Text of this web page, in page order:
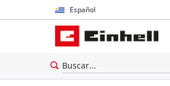
Español
Español
English